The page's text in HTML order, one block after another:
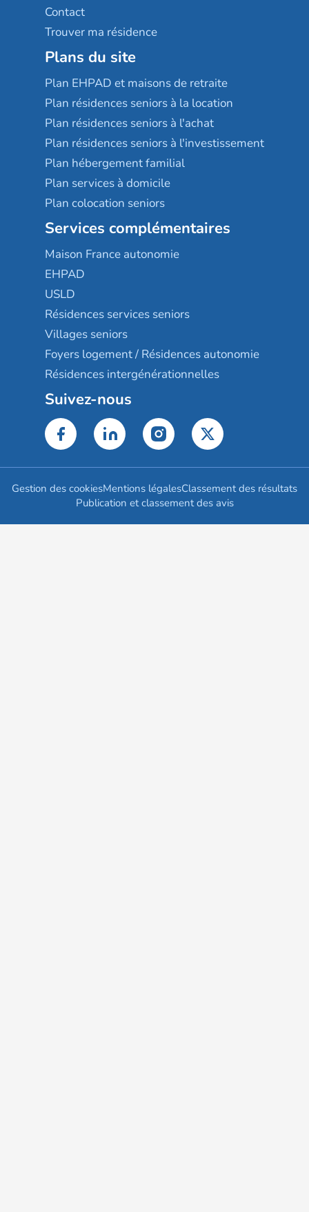
Contact
Trouver ma résidence
Plans du site
Plan EHPAD et maisons de retraite
Plan résidences seniors à la location
Plan résidences seniors à l'achat
Plan résidences seniors à l'investissement
Plan hébergement familial
Plan services à domicile
Plan colocation seniors
Services complémentaires
Maison France autonomie
EHPAD
USLD
Résidences services seniors
Villages seniors
Foyers logement / Résidences autonomie
Résidences intergénérationnelles
Suivez-nous
Gestion des cookiesMentions légalesClassement des résultats
Publication et classement des avis